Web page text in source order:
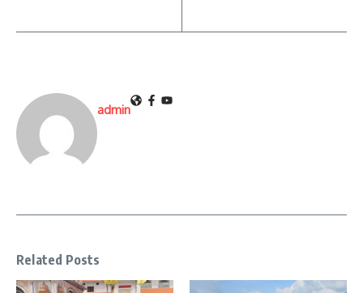
admin
Related Posts